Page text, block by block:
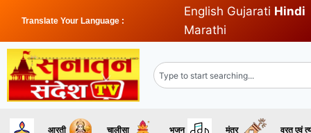
Translate Your Language :
English Gujarati Hindi
Marathi
आरती चालीसा भजन मंत्र व्रत एवं